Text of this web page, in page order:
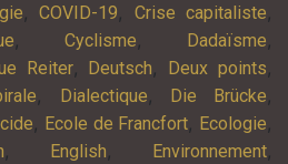
, COVID-19, Crise capitaliste,
, Cyclisme, Dadaïsme,
Reiter, Deutsch, Deux points,
, Dialectique, Die Brücke,
, Ecole de Francfort, Ecologie,
, English, Environnement,